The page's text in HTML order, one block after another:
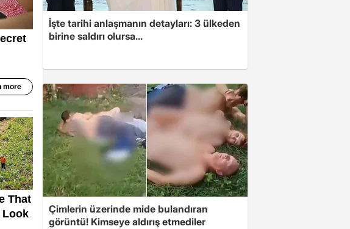
İşte tarihi anlaşmanın detayları: 3 ülkeden
birine saldırı olursa...
Çimlerin üzerinde mide bulandıran
görüntü! Kimseye aldırış etmediler